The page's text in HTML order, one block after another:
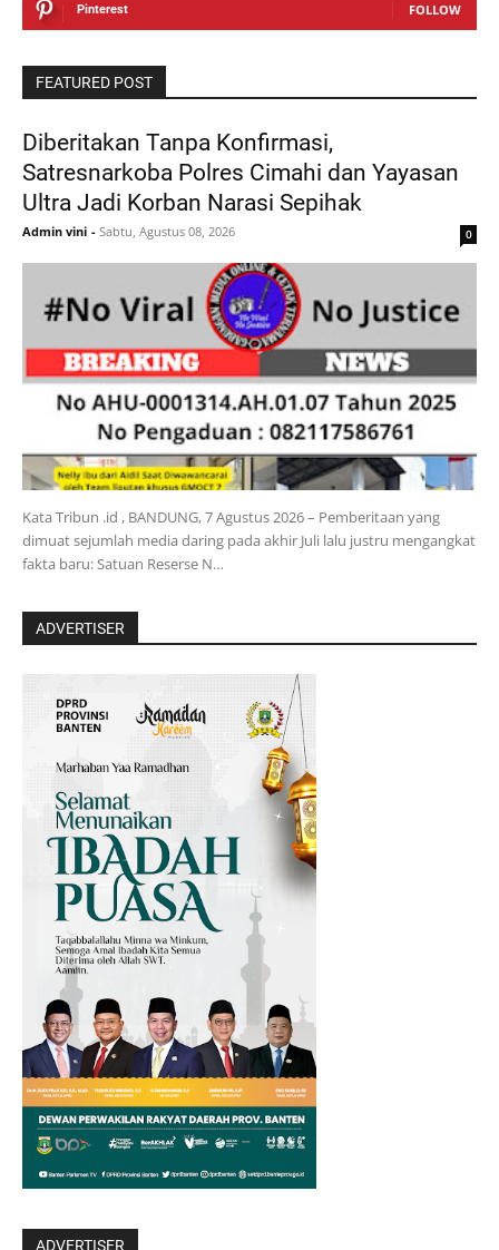
Pinterest FOLLOW
FEATURED POST
Diberitakan Tanpa Konfirmasi,
Satresnarkoba Polres Cimahi dan Yayasan
Ultra Jadi Korban Narasi Sepihak
Admin vini - Sabtu, Agustus 08, 2026 0
Kata Tribun .id , BANDUNG, 7 Agustus 2026 – Pemberitaan yang
dimuat sejumlah media daring pada akhir Juli lalu justru mengangkat
fakta baru: Satuan Reserse N…
ADVERTISER
ADVERTISER